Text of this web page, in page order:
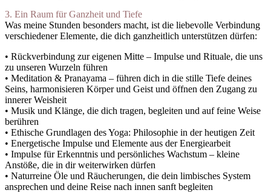
3. Ein Raum für Ganzheit und Tiefe
Was meine Stunden besonders macht, ist die liebevolle Verbindung
verschiedener Elemente, die dich ganzheitlich unterstützen dürfen:
• Rückverbindung zur eigenen Mitte – Impulse und Rituale, die uns
zu unseren Wurzeln führen
• Meditation & Pranayama – führen dich in die stille Tiefe deines
Seins, harmonisieren Körper und Geist und öffnen den Zugang zu
innerer Weisheit
• Musik und Klänge, die dich tragen, begleiten und auf feine Weise
berühren
• Ethische Grundlagen des Yoga: Philosophie in der heutigen Zeit
• Energetische Impulse und Elemente aus der Energiearbeit
• Impulse für Erkenntnis und persönliches Wachstum – kleine
Anstöße, die in dir weiterwirken dürfen
• Naturreine Öle und Räucherungen, die dein limbisches System
ansprechen und deine Reise nach innen sanft begleiten